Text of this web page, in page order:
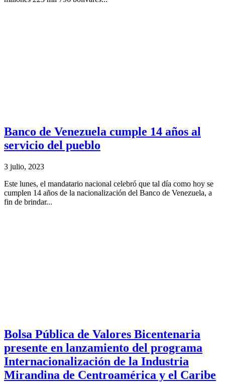
Banco de Venezuela cumple 14 años al
servicio del pueblo
3 julio, 2023
Este lunes, el mandatario nacional celebró que tal día como hoy se
cumplen 14 años de la nacionalización del Banco de Venezuela, a
fin de brindar...
Bolsa Pública de Valores Bicentenaria
presente en lanzamiento del programa
Internacionalización de la Industria
Mirandina de Centroamérica y el Caribe